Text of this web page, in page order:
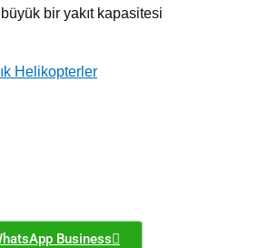
bir yakıt kapasitesi
Helikopterler
Business